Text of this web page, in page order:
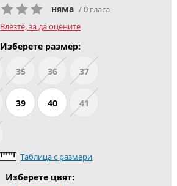
няма / 0 гласа
Влезте, за да оцените
Изберете размер:
35 36 37
39 40 41
Таблица с размери
Изберете цвят: